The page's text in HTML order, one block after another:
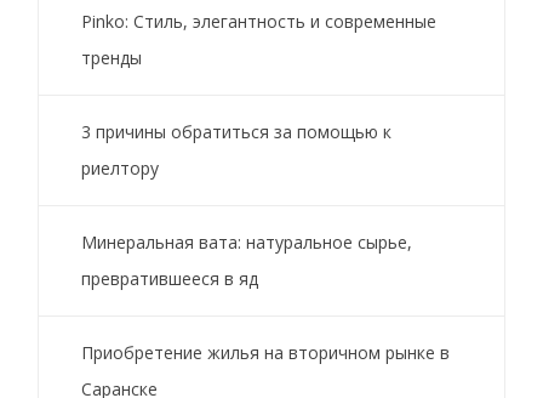
Pinko: Стиль, элегантность и современные
тренды
3 причины обратиться за помощью к
риелтору
Минеральная вата: натуральное сырье,
превратившееся в яд
Приобретение жилья на вторичном рынке в
Саранске